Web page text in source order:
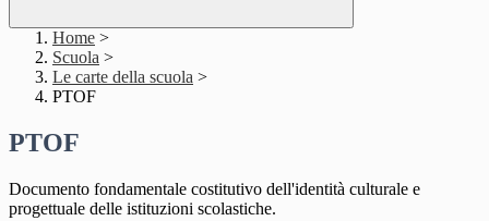
Home >
Scuola >
Le carte della scuola >
PTOF
PTOF
Documento fondamentale costitutivo dell'identità culturale e
progettuale delle istituzioni scolastiche.